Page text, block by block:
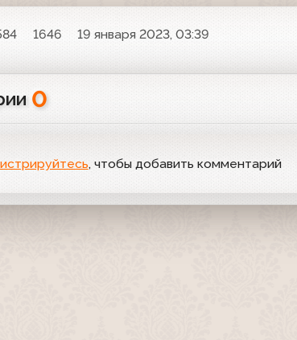
1646
19 января 2023, 03:39
0
, чтобы добавить комментарий